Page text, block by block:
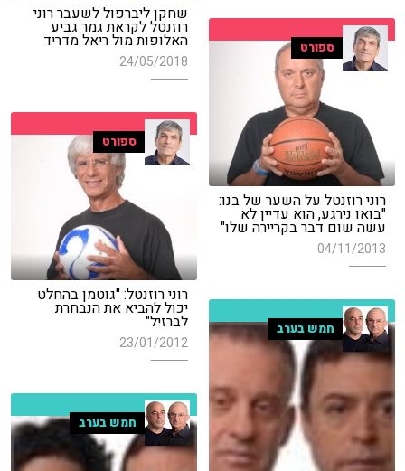
שחקן ליברפול לשעבר רוני
רוזנטל לקראת גמר גביע
האלופות מול ריאל מדריד
24/05/2018
ספורט
רוני רוזנטל על השער של בנו:
"בואו נירגע, הוא עדיין לא
עשה שום דבר בקריירה שלו"
04/11/2013
ספורט
רוני רוזנטל: "גוטמן בהחלט
יכול להביא את הנבחרת
לברזיל"
23/01/2012
חמש בערב
חמש בערב